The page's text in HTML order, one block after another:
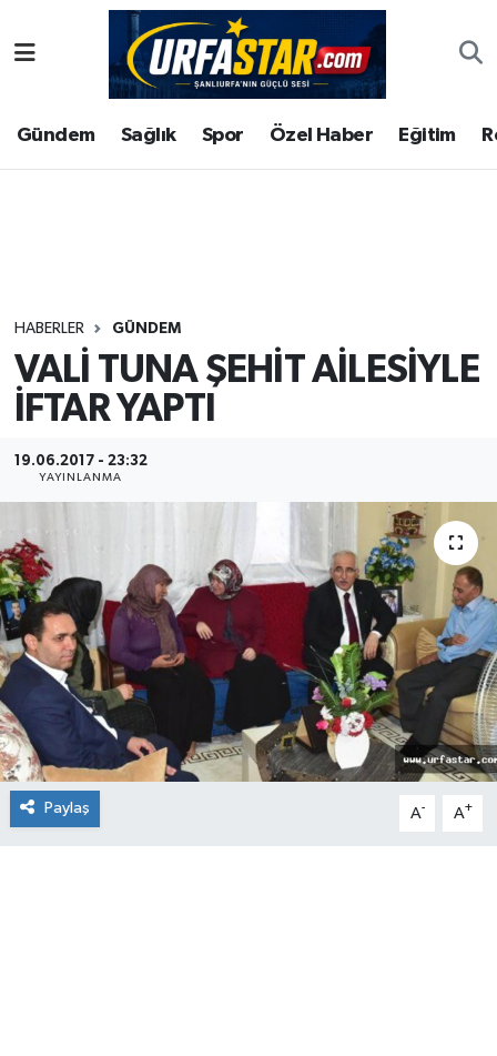
Gündem Sağlık Spor Özel Haber Eğitim
HABERLER GÜNDEM
VALİ TUNA ŞEHİT AİLESİYLE
İFTAR YAPTI
19.06.2017 - 23:32
YAYINLANMA
Paylaş A- A+
ASAYİS
ÇEVRE
Gündem
Kültür
Magazin
Şanlıurfa Nöbetçi Eczaneler
Şanlıurfa Hava Durumu
Tüm Manşetler
Son Dakika Haberleri
Haber Arşivi